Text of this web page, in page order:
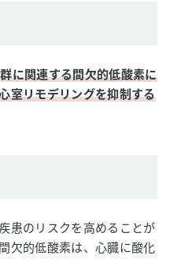
に関連する間欠的低酸素に
室リモデリングを抑制する
患のリスクを高めることが
欠的低酸素は、心臓に酸化